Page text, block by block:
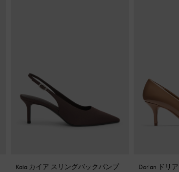
Kaia カイア スリングバックパンプ
Dorian ドリ